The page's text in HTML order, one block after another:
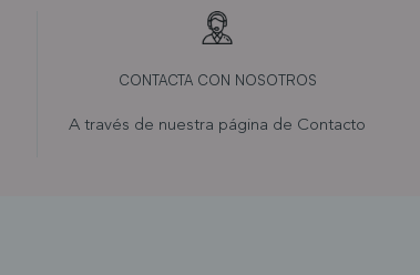
CONTACTA CON NOSOTROS
A través de nuestra página de Contacto